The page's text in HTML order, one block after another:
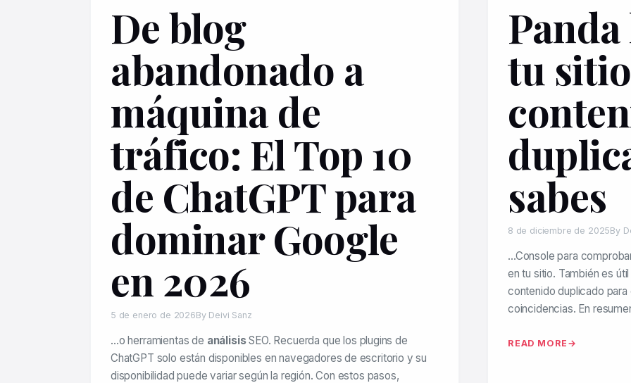
De blog
abandonado a
máquina de
tráfico: El Top 10
de ChatGPT para
dominar Google
en 2026
5 de enero de 2026By Deivi Sanz
…o herramientas de análisisSEO. Recuerda que los plugins de
ChatGPT solo están disponibles en navegadores de escritorio y su
disponibilidad puede variar según la región. Con estos pasos,
tu
sabes
8 de diciembre de 2025By
…Console para
en tu sitio. También es
contenido duplicado
coincidencias. En
READ MORE